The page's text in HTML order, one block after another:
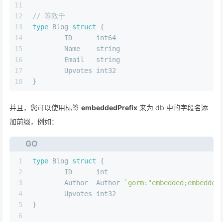
11
12
13
14
15
16
17
18
// 等效于
type Blog struct {
	ID
int64
	Name
string
	Email
string
	Upvotes
int32
}
并且，您可以使用标签 embeddedPrefix 来为 db 中的字段名添
加前缀，例如：
GO
1
2
3
4
5
6
type Blog struct {
	ID
int
	Author  Author
	Upvotes
int32
}